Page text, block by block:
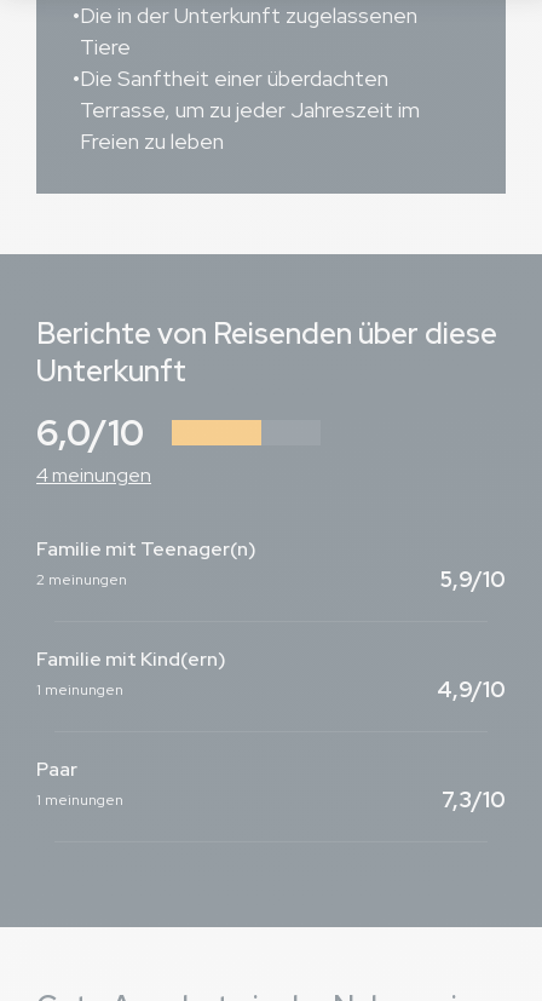
Die in der Unterkunft zugelassenen
Tiere
Die Sanftheit einer überdachten
Terrasse, um zu jeder Jahreszeit im
Freien zu leben
Berichte von Reisenden über diese
Unterkunft
6,0/10
4 meinungen
Familie mit Teenager(n)
2 meinungen 5,9/10
Familie mit Kind(ern)
1 meinungen 4,9/10
Paar
1 meinungen 7,3/10